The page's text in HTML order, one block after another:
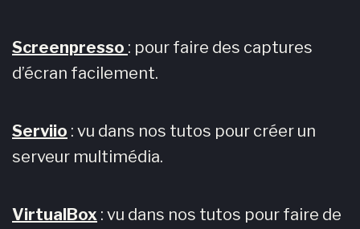
Screenpresso : pour faire des captures
d’écran facilement.
Serviio : vu dans nos tutos pour créer un
serveur multimédia.
VirtualBox : vu dans nos tutos pour faire de